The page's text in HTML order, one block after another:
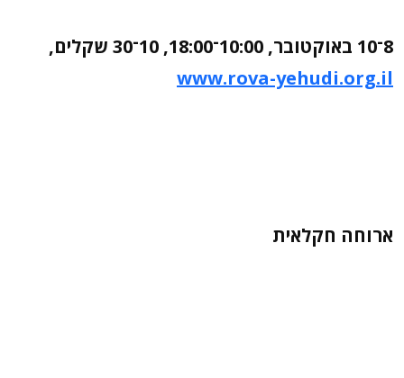
8־10 באוקטובר, 10:00־18:00, 10־30 שקלים,
www.rova-yehudi.org.il
ארוחה חקלאית